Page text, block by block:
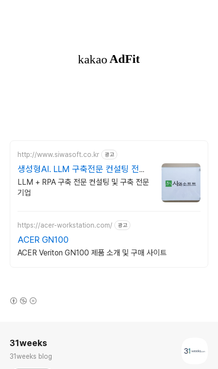
http://www.siwasoft.co.kr 광고
생성형AI. LLM 구축전문 컨설팅 전문
인력 다수 보유
LLM + RPA 구축 전문 컨설팅 및 구축 전문
기업
https://acer-workstation.com/ 광고
ACER GN100
ACER Veriton GN100 제품 소개 및 구매 사이트
31weeks
31weeks blog